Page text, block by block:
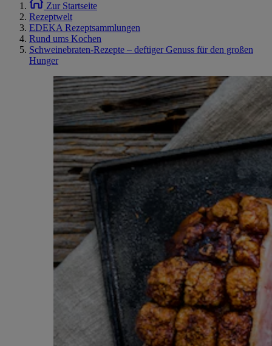
Zur Startseite
Rezeptwelt
EDEKA Rezeptsammlungen
Rund ums Kochen
Schweinebraten-Rezepte – deftiger Genuss für den großen
Hunger